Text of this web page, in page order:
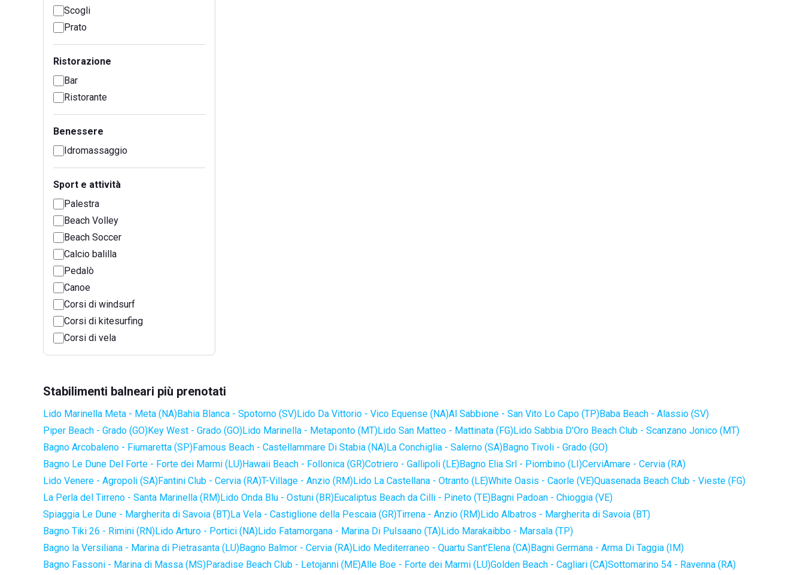
Scogli
Prato
Ristorazione
Bar
Ristorante
Benessere
Idromassaggio
Sport e attività
Palestra
Beach Volley
Beach Soccer
Calcio balilla
Pedalò
Canoe
Corsi di windsurf
Corsi di kitesurfing
Corsi di vela
Stabilimenti balneari più prenotati
Lido Marinella Meta - Meta (NA)Bahia Blanca - Spotorno (SV)Lido Da Vittorio - Vico Equense (NA)Al Sabbione - San Vito Lo Capo (TP)Baba Beach - Alassio (SV)
Piper Beach - Grado (GO)Key West - Grado (GO)Lido Marinella - Metaponto (MT)Lido San Matteo - Mattinata (FG)Lido Sabbia D'Oro Beach Club - Scanzano Jonico (MT)
Bagno Arcobaleno - Fiumaretta (SP)Famous Beach - Castellammare Di Stabia (NA)La Conchiglia - Salerno (SA)Bagno Tivoli - Grado (GO)
Bagno Le Dune Del Forte - Forte dei Marmi (LU)Hawaii Beach - Follonica (GR)Cotriero - Gallipoli (LE)Bagno Elia Srl - Piombino (LI)CerviAmare - Cervia (RA)
Lido Venere - Agropoli (SA)Fantini Club - Cervia (RA)T-Village - Anzio (RM)Lido La Castellana - Otranto (LE)White Oasis - Caorle (VE)Quasenada Beach Club - Vieste (FG)
La Perla del Tirreno - Santa Marinella (RM)Lido Onda Blu - Ostuni (BR)Eucaliptus Beach da Cilli - Pineto (TE)Bagni Padoan - Chioggia (VE)
Spiaggia Le Dune - Margherita di Savoia (BT)La Vela - Castiglione della Pescaia (GR)Tirrena - Anzio (RM)Lido Albatros - Margherita di Savoia (BT)
Bagno Tiki 26 - Rimini (RN)Lido Arturo - Portici (NA)Lido Fatamorgana - Marina Di Pulsaano (TA)Lido Marakaibbo - Marsala (TP)
Bagno la Versiliana - Marina di Pietrasanta (LU)Bagno Balmor - Cervia (RA)Lido Mediterraneo - Quartu Sant'Elena (CA)Bagni Germana - Arma Di Taggia (IM)
Bagno Fassoni - Marina di Massa (MS)Paradise Beach Club - Letojanni (ME)Alle Boe - Forte dei Marmi (LU)Golden Beach - Cagliari (CA)Sottomarino 54 - Ravenna (RA)